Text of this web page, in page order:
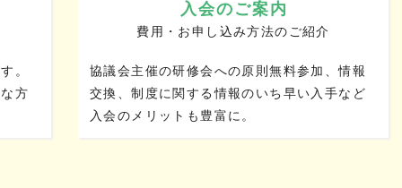
。
方
入会のご案内
費用・お申し込み方法のご紹介
協議会主催の研修会への原則無料参加、情報
交換、制度に関する情報のいち早い入手など
入会のメリットも豊富に。